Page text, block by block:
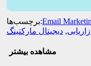
برچسب‌ها:Email
, دیجیتال مارکتینگ
مشاهده بیشتر